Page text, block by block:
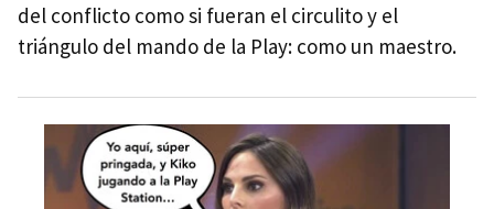
del conflicto como si fueran el circulito y el
triángulo del mando de la Play: como un maestro.